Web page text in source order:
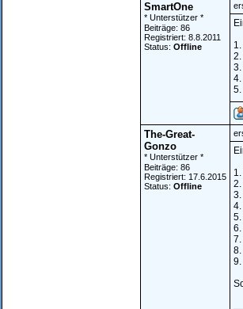
SmartOne
* Unterstützer *
Beiträge: 86
Registriert: 8.8.2011
Status: Offline
5.
The-Great-
Gonzo
* Unterstützer *
Beiträge: 86
Registriert: 17.6.2015
Status: Offline
5.
6.
8.
9.